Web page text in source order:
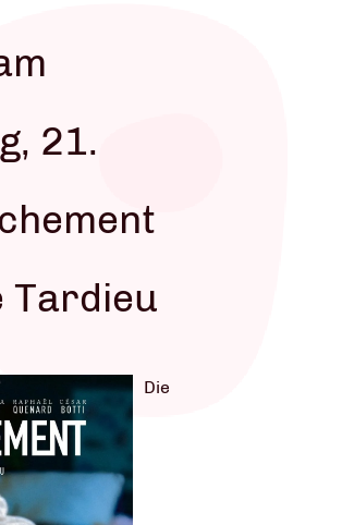
21.
Tardieu
Die